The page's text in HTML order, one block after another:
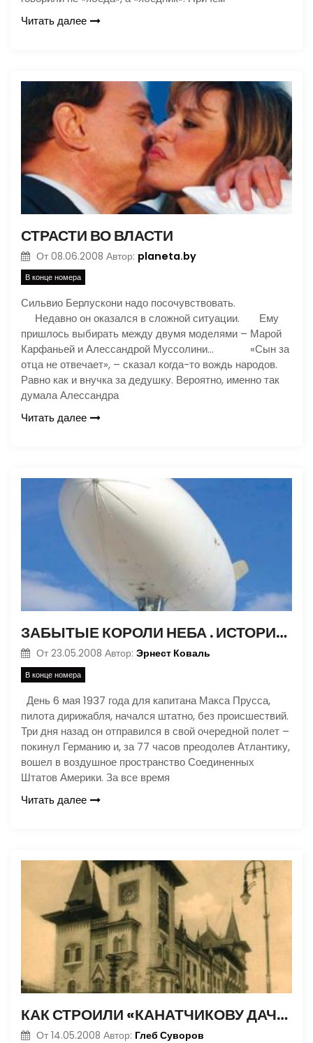
Читать далее
СТРАСТИ ВО ВЛАСТИ
От 08.06.2008 Автор: planeta.by
В конце номера
Сильвио Берлускони надо посочувствовать.
Недавно он оказался в сложной ситуации. Ему
пришлось выбирать между двумя моделями – Марой
Карфаньей и Алессандрой Муссолини… «Сын за
отца не отвечает», – сказал когда-то вождь народов.
Равно как и внучка за дедушку. Вероятно, именно так
думала Алессандра
Читать далее
ЗАБЫТЫЕ КОРОЛИ НЕБА . ИСТОРИЯ ВЗЛЕТА И ПАДЕНИЯ ДИРИЖАБЛЕЙ
От 23.05.2008 Автор: Эрнест Коваль
В конце номера
День 6 мая 1937 года для капитана Макса Прусса,
пилота дирижабля, начался штатно, без происшествий.
Три дня назад он отправился в свой очередной полет –
покинул Германию и, за 77 часов преодолев Атлантику,
вошел в воздушное пространство Соединенных
Штатов Америки. За все время
Читать далее
КАК СТРОИЛИ «КАНАТЧИКОВУ ДАЧУ»
От 14.05.2008 Автор: Глеб Суворов